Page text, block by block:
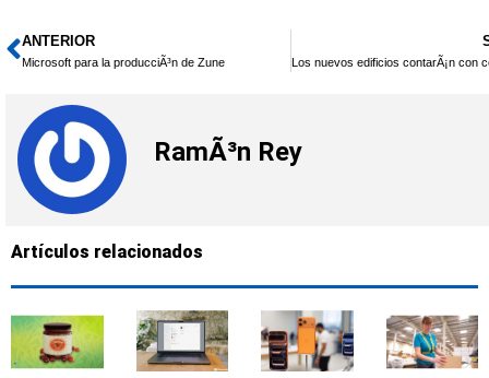
Ant
ANTERIOR
Microsoft para la producciÃ³n de Zune
RamÃ³n Rey
Artículos relacionados